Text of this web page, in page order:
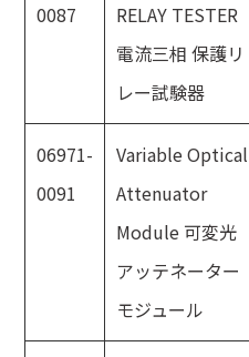
0087
RELAY TESTER
電流三相 保護リ
レー試験器
06971-
0091
Variable Optical
Attenuator
Module 可変光
アッテネーター
モジュール